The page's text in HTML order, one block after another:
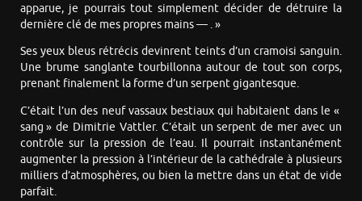
apparue, je pourrais tout simplement décider de détruire la
dernière clé de mes propres mains — . »
Ses yeux bleus rétrécis devinrent teints d’un cramoisi sanguin.
Une brume sanglante tourbillonna autour de tout son corps,
prenant finalement la forme d’un serpent gigantesque.
C’était l’un des neuf vassaux bestiaux qui habitaient dans le «
sang » de Dimitrie Vattler. C’était un serpent de mer avec un
contrôle sur la pression de l’eau. Il pourrait instantanément
augmenter la pression à l’intérieur de la cathédrale à plusieurs
milliers d’atmosphères, ou bien la mettre dans un état de vide
parfait.